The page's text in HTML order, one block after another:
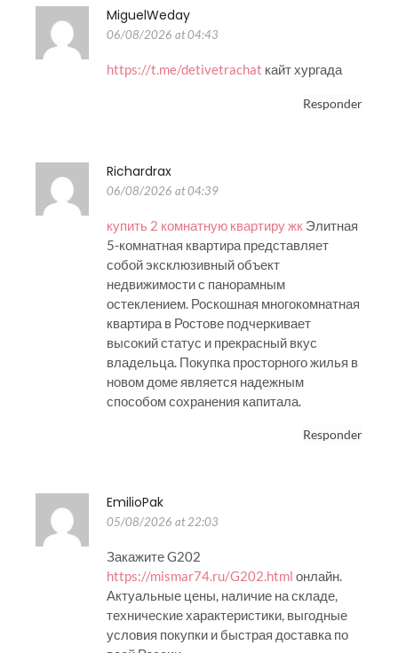
MiguelWeday
06/08/2026 at 04:43
https://t.me/detivetrachat кайт хургада
Responder
Richardrax
06/08/2026 at 04:39
купить 2 комнатную квартиру жк Элитная
5-комнатная квартира представляет
собой эксклюзивный объект
недвижимости с панорамным
остеклением. Роскошная многокомнатная
квартира в Ростове подчеркивает
высокий статус и прекрасный вкус
владельца. Покупка просторного жилья в
новом доме является надежным
способом сохранения капитала.
Responder
EmilioPak
05/08/2026 at 22:03
Закажите G202
https://mismar74.ru/G202.html онлайн.
Актуальные цены, наличие на складе,
технические характеристики, выгодные
условия покупки и быстрая доставка по